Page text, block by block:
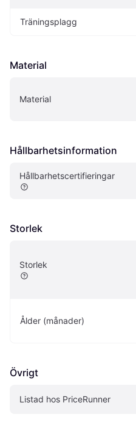
Träningsplagg
Material
Material
Hållbarhetsinformation
Hållbarhetscertifieringar
Storlek
Storlek
Ålder (månader)
Övrigt
Listad hos PriceRunner